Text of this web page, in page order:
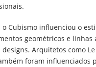
Cubismo influenciou o
geométricos e linhas
Arquitetos como
foram influenciados